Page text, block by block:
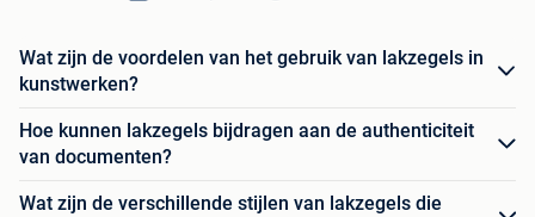
Wat zijn de voordelen van het gebruik van lakzegels in
kunstwerken?
Hoe kunnen lakzegels bijdragen aan de authenticiteit
van documenten?
Wat zijn de verschillende stijlen van lakzegels die